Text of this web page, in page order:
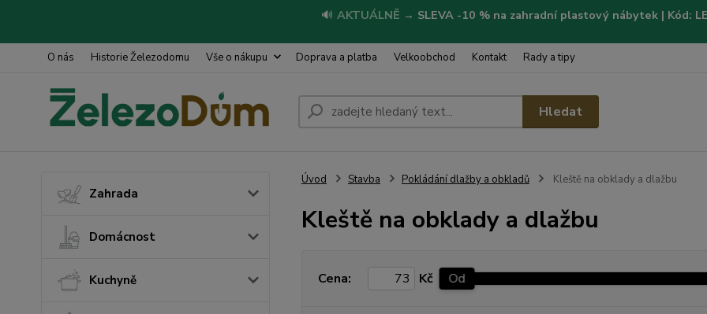
🔊 AKTUÁLNĚ → SLEVA -10 % na zahradní plastový nábytek | Kód:
O nás Historie Železodomu Vše o nákupu Doprava a platba Velkoobchod Kontakt Rady a tipy
Hledat
Zahrada
Domácnost
Kuchyně
Úvod Stavba Pokládání dlažby a obkladů Kleště na obklady a dlažbu
Kleště na obklady a dlažbu
Cena: Kč Od